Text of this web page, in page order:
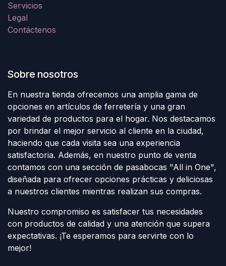
Servicios
Legal
Contáctenos
Sobre nosotros
En nuestra tienda ofrecemos una amplia gama de
opciones en artículos de ferretería y una gran
variedad de productos para el hogar. Nos destacamos
por brindar el mejor servicio al cliente en la ciudad,
haciendo que cada visita sea una experiencia
satisfactoria. Además, en nuestro punto de venta
contamos con una sección de pasabocas "All in One",
diseñada para ofrecer opciones prácticas y deliciosas
a nuestros clientes mientras realizan sus compras.
Nuestro compromiso es satisfacer tus necesidades
con productos de calidad y una atención que supera
expectativas. ¡Te esperamos para servirte con lo
mejor!